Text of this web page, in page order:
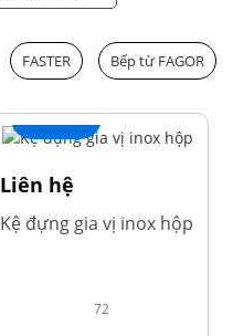
FASTER Bếp từ FAGOR
+ Thêm
Liên hệ
Kệ đựng gia vị inox hộp
72